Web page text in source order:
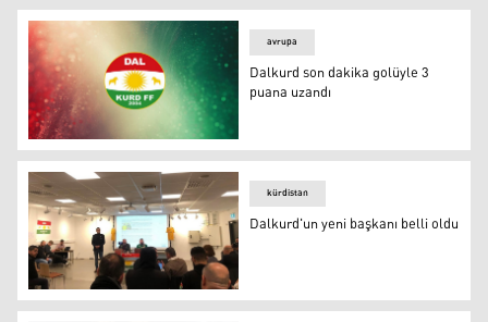
Dalkurd son dakika golüyle 3 puana uzandı
avrupa
Dalkurd son dakika golüyle 3
puana uzandı
Dalkurd'un yeni başkanı belli oldu
kürdistan
Dalkurd'un yeni başkanı belli oldu